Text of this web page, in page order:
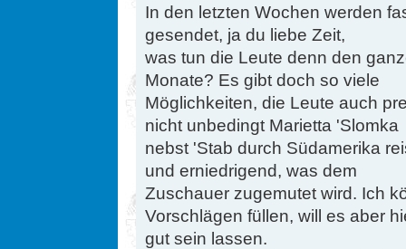
In den letzten Wochen werden
gesendet, ja du liebe Zeit,
was tun die Leute denn den
Monate? Es gibt doch so viele
Möglichkeiten, die Leute auch
nicht unbedingt Marietta 'Slomka
nebst 'Stab durch Südamerika
und erniedrigend, was dem
Zuschauer zugemutet wird. Ich
Vorschlägen füllen, will es aber
gut sein lassen.